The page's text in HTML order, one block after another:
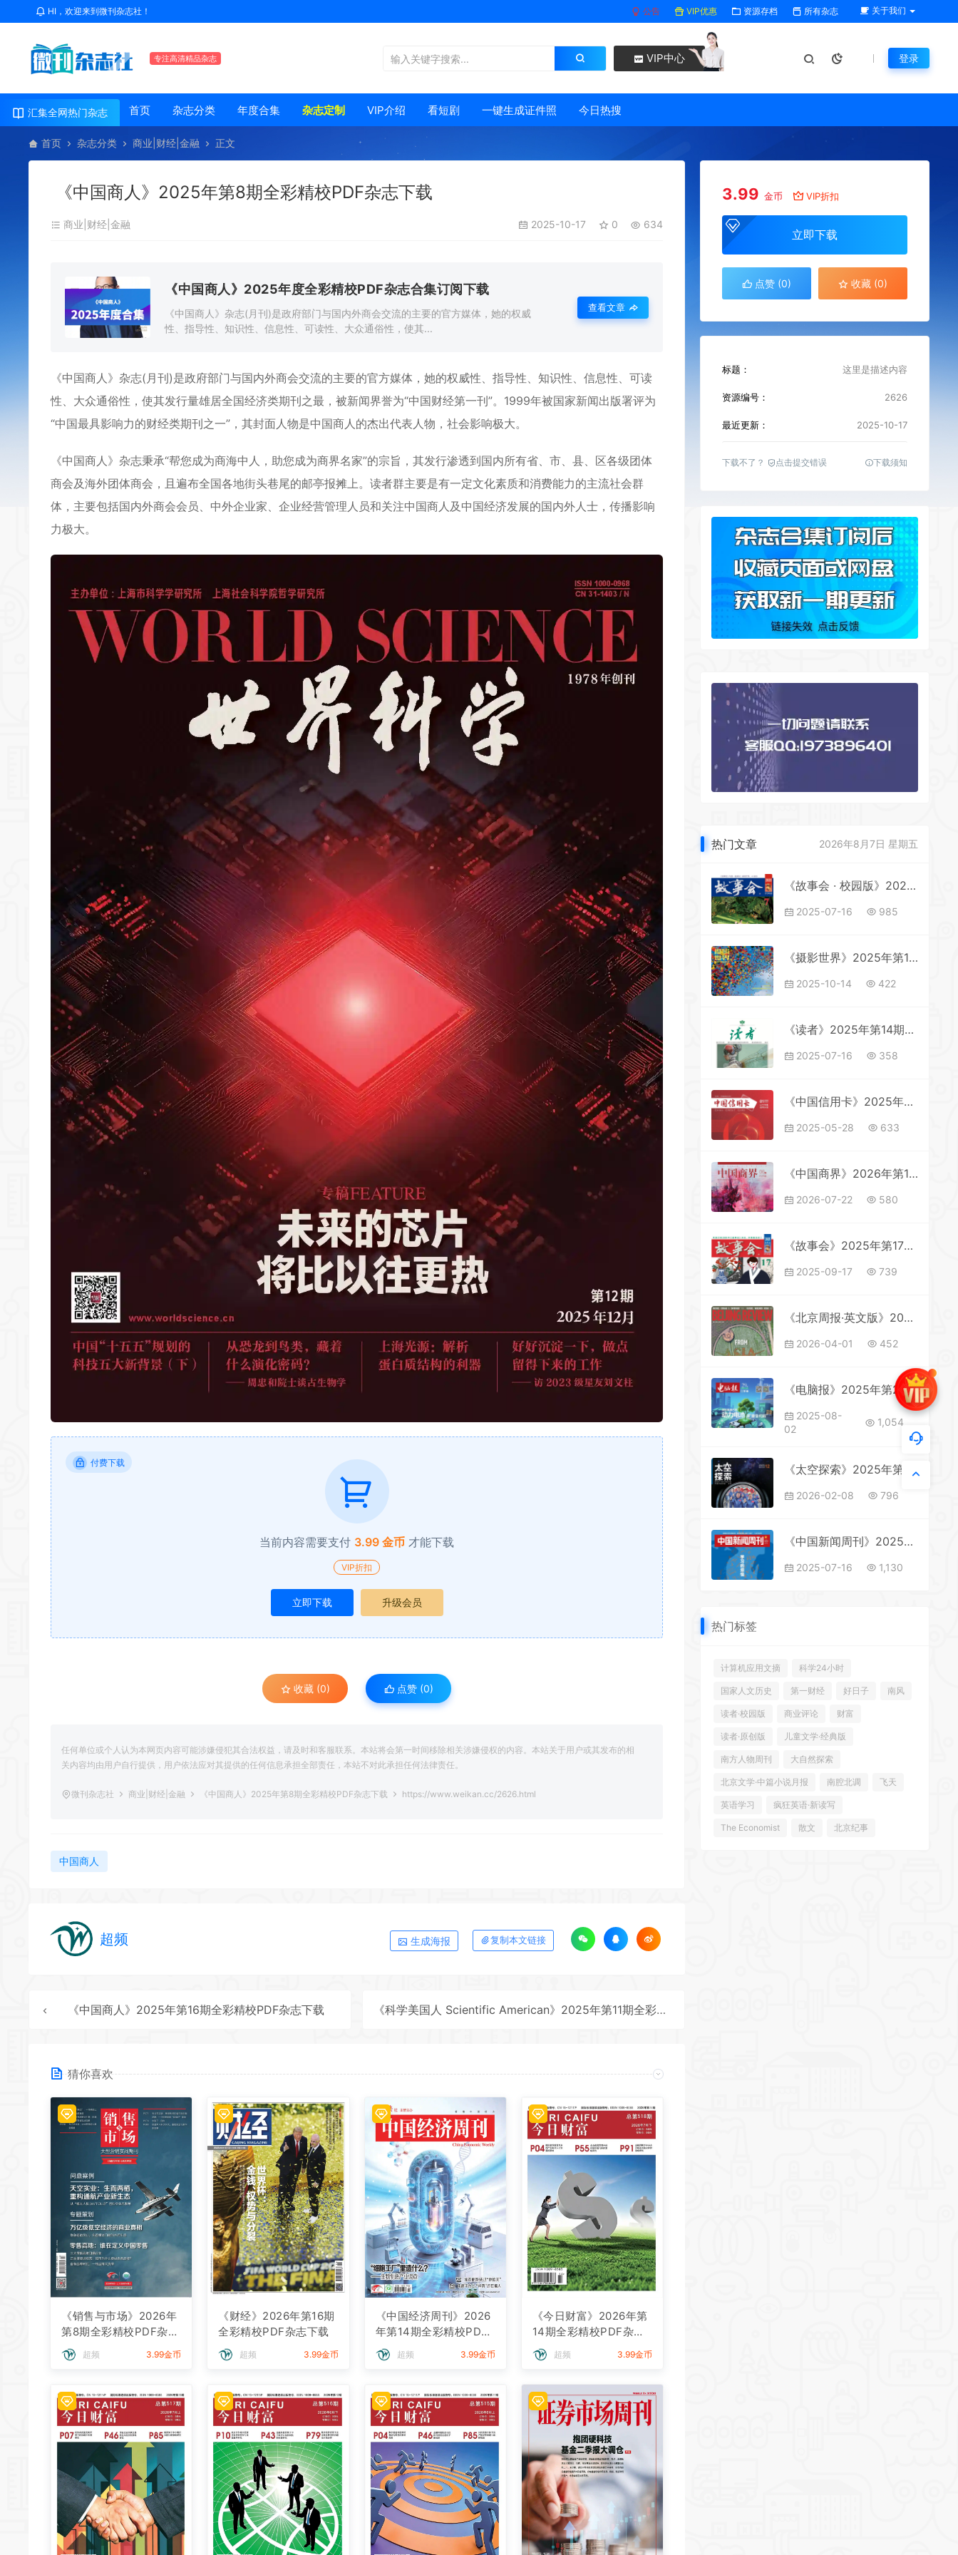
HI，欢迎来到微刊杂志社！ 公告 VIP优惠 资源存档 所有杂志 关于我们
专注高清精品杂志 VIP中心 登录
汇集全网热门杂志 首页 杂志分类 年度合集 杂志定制 VIP介绍 看短剧 一键生成证件照 今日热搜
首页 杂志分类 商业|财经|金融 正文
《中国商人》2025年第8期全彩精校PDF杂志下载
商业|财经|金融 2025-10-17 0 634
《中国商人》2025年度全彩精校PDF杂志合集订阅下载
《中国商人》杂志(月刊)是政府部门与国内外商会交流的主要的官方媒体，她的权威
性、指导性、知识性、信息性、可读性、大众通俗性，使其...
查看文章
《中国商人 》杂志(月刊)是政府部门与国内外商会交流的主要的官方媒体，她的权威性、指导性、知识性、信息性、可读
性、大众通俗性，使其发行量雄居全国经济类期刊之最，被新闻界誉为“中国财经第一刊”。1999年被国家新闻出版署评为
“中国最具影响力的财经类期刊之一”，其封面人物是中国商人的杰出代表人物，社会影响极大。
《中国商人》杂志秉承“帮您成为商海中人，助您成为商界名家”的宗旨，其发行渗透到国内所有省、市、县、区各级团体
商会及海外团体商会，且遍布全国各地街头巷尾的邮亭报摊上。读者群主要是有一定文化素质和消费能力的主流社会群
体，主要包括国内外商会会员、中外企业家、企业经营管理人员和关注中国商人及中国经济发展的国内外人士，传播影响
力极大。
付费下载
当前内容需要支付 3.99 金币 才能下载
VIP折扣
立即下载 升级会员
收藏 (0) 点赞 (0)
任何单位或个人认为本网页内容可能涉嫌侵犯其合法权益，请及时和客服联系。本站将会第一时间移除相关涉嫌侵权的内容。本站关于用户或其发布的相
关内容均由用户自行提供，用户依法应对其提供的任何信息承担全部责任，本站不对此承担任何法律责任。
微刊杂志社 商业|财经|金融 《中国商人》2025年第8期全彩精校PDF杂志下载 https://www.weikan.cc/2626.html
中国商人
超频 生成海报 复制本文链接
《中国商人》2025年第16期全彩精校PDF杂志下载 《科学美国人 Scientific American》2025年第11期全彩精校PDF杂志下载
猜你喜欢
《销售与市场》2026年
第8期全彩精校PDF杂志
下载
超频 3.99金币
《财经》2026年第16期
全彩精校PDF杂志下载
超频 3.99金币
《中国经济周刊》2026
年第14期全彩精校PDF
杂志下载
超频 3.99金币
《今日财富》2026年第
14期全彩精校PDF杂志
下载
超频 3.99金币
3.99 金币 VIP折扣
立即下载
点赞 (0) 收藏 (0)
标题： 这里是描述内容
资源编号： 2626
最近更新： 2025-10-17
下载不了？ 点击提交错误 下载须知
热门文章 2026年8月7日 星期五
《故事会 · 校园版》2025年第7期全彩精校PDF杂志下载
2025-07-16 985
《摄影世界》2025年第10期全彩精校PDF杂志下载
2025-10-14 422
《读者》2025年第14期全彩精校PDF杂志下载
2025-07-16 358
《中国信用卡》2025年第1期全彩精校PDF杂志下载
2025-05-28 633
《中国商界》2026年第11期全彩精校PDF杂志下载
2026-07-22 580
《故事会》2025年第17期全彩精校PDF杂志下载
2025-09-17 739
《北京周报·英文版》2026年第14期全彩精校PDF杂志下载
2026-04-01 452
《电脑报》2025年第29期全彩精校PDF杂志下载
2025-08-
02
1,054
《太空探索》2025年第12期全彩精校PDF杂志下载
2026-02-08 796
《中国新闻周刊》2025年第25期全彩精校PDF杂志下载
2025-07-16 1,130
热门标签
计算机应用文摘 科学24小时
国家人文历史 第一财经 好日子 南风
读者·校园版 商业评论 财富
读者·原创版 儿童文学·经典版
南方人物周刊 大自然探索
北京文学·中篇小说月报 南腔北调 飞天
英语学习 疯狂英语·新读写
The Economist 散文 北京纪事